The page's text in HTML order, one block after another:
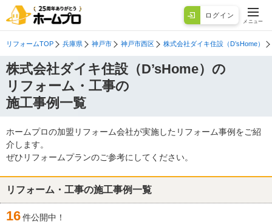
ログイン
メニュー
リフォームTOP 兵庫県 神戸市 神戸市西区 株式会社ダイキ住設（D’sHome）
株式会社ダイキ住設（D’sHome）の
リフォーム・工事の
施工事例一覧
ホームプロの加盟リフォーム会社が実施したリフォーム事例をご紹
介します。
ぜひリフォームプランのご参考にしてください。
リフォーム・工事の施工事例一覧
16件公開中！